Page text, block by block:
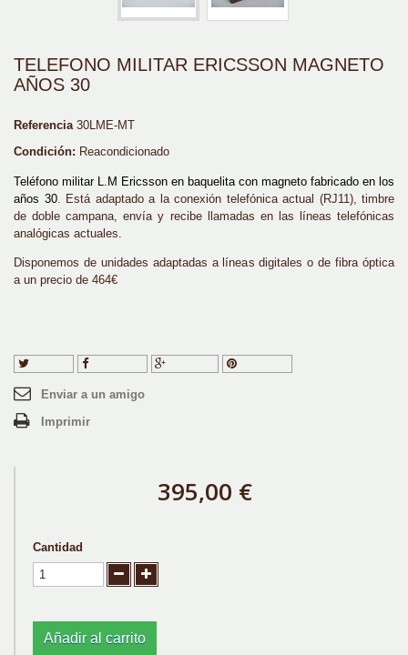
TELEFONO MILITAR ERICSSON MAGNETO
AÑOS 30
Referencia 30LME-MT
Condición: Reacondicionado
Teléfono militar L.M Ericsson en baquelita con magneto fabricado en los
años 30. Está adaptado a la conexión telefónica actual (RJ11), timbre
de doble campana, envía y recibe llamadas en las líneas telefónicas
analógicas actuales.
Disponemos de unidades adaptadas a líneas digitales o de fibra óptica
a un precio de 464€
Tuitear Compartir
Enviar a un amigo
Imprimir
395,00 €
Cantidad
Añadir al carrito